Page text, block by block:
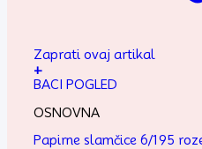
Zaprati ovaj artikal
+
BACI POGLED
OSNOVNA
Papirne slamčice 6/195